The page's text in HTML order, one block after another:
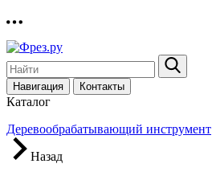
Навигация Контакты
Каталог
Деревообрабатывающий инструмент
Назад